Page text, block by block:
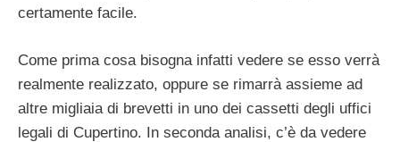
certamente facile.
Come prima cosa bisogna infatti vedere se esso verrà
realmente realizzato, oppure se rimarrà assieme ad
altre migliaia di brevetti in uno dei cassetti degli uffici
legali di Cupertino. In seconda analisi, c’è da vedere